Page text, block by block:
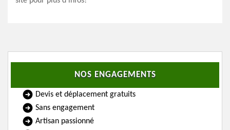
NOS ENGAGEMENTS
Devis et déplacement gratuits
Sans engagement
Artisan passionné